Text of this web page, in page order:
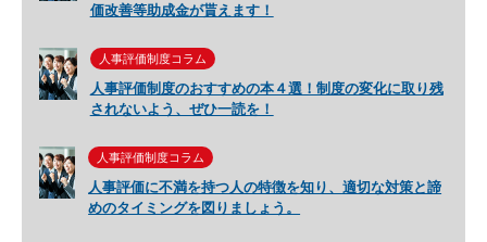
価改善等助成金が貰えます！
人事評価制度コラム
人事評価制度のおすすめの本４選！制度の変化に取り残
されないよう、ぜひ一読を！
人事評価制度コラム
人事評価に不満を持つ人の特徴を知り、適切な対策と諦
めのタイミングを図りましょう。